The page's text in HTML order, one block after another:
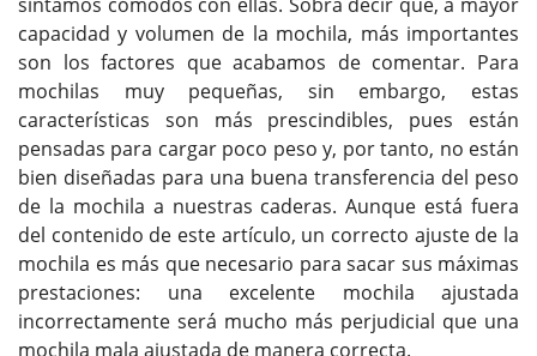
capacidad y volumen de la mochila, más importantes
son los factores que acabamos de comentar. Para
mochilas muy pequeñas, sin embargo, estas
características son más prescindibles, pues están
pensadas para cargar poco peso y, por tanto, no están
bien diseñadas para una buena transferencia del peso
de la mochila a nuestras caderas. Aunque está fuera
del contenido de este artículo, un correcto ajuste de la
mochila es más que necesario para sacar sus máximas
prestaciones: una excelente mochila ajustada
incorrectamente será mucho más perjudicial que una
mochila mala ajustada de manera correcta.